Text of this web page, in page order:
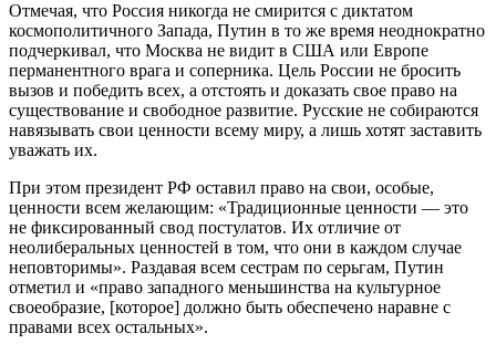
Отмечая, что Россия никогда не смирится с диктатом
космополитичного Запада, Путин в то же время неоднократно
подчеркивал, что Москва не видит в США или Европе
перманентного врага и соперника. Цель России не бросить
вызов и победить всех, а отстоять и доказать свое право на
существование и свободное развитие. Русские не собираются
навязывать свои ценности всему миру, а лишь хотят заставить
уважать их.
При этом президент РФ оставил право на свои, особые,
ценности всем желающим: «Традиционные ценности — это
не фиксированный свод постулатов. Их отличие от
неолиберальных ценностей в том, что они в каждом случае
неповторимы». Раздавая всем сестрам по серьгам, Путин
отметил и «право западного меньшинства на культурное
своеобразие, [которое] должно быть обеспечено наравне с
правами всех остальных».